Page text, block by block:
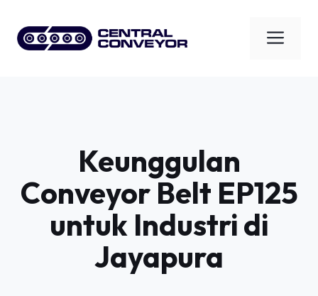
content
Keunggulan
Conveyor Belt EP125
untuk Industri di
Jayapura